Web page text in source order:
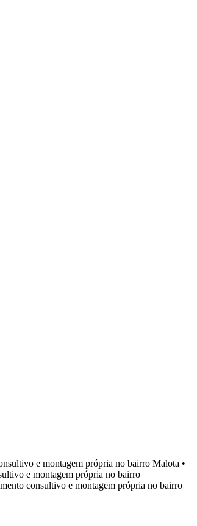
e montagem própria no bairro Malota •
e montagem própria no bairro
consultivo e montagem própria no bairro